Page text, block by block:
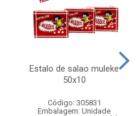
Estalo de salao muleke
50x10
Código: 305831
Embalagem: Unidade